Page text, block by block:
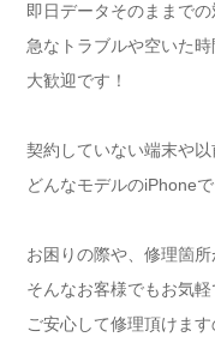
即日データそのままで
急なトラブルや空いた
大歓迎です！
契約していない端末や
どんなモデルのiPhone
お困りの際や、修理箇所
そんなお客様でもお気軽
ご安心して修理頂けま